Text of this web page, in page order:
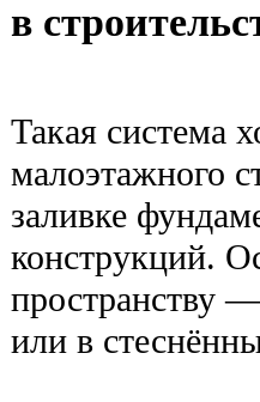
в
Такая система
малоэтажного
заливке
конструкций.
пространству
или в